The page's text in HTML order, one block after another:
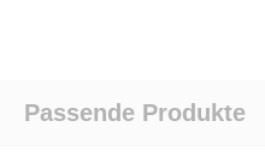
Passende Produkte